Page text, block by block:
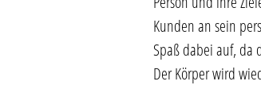
Kunden an sein
Spaß dabei auf, da
Der Körper wird